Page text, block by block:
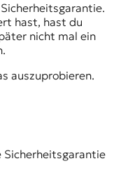
hast, hast du
nicht mal ein
auszuprobieren.